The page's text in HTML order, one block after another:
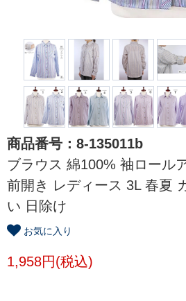
商品番号：8-135011b
ブラウス 綿100% 袖ロール
前開き レディース 3L 春夏
い 日除け
お気に入り
1,958円(税込)